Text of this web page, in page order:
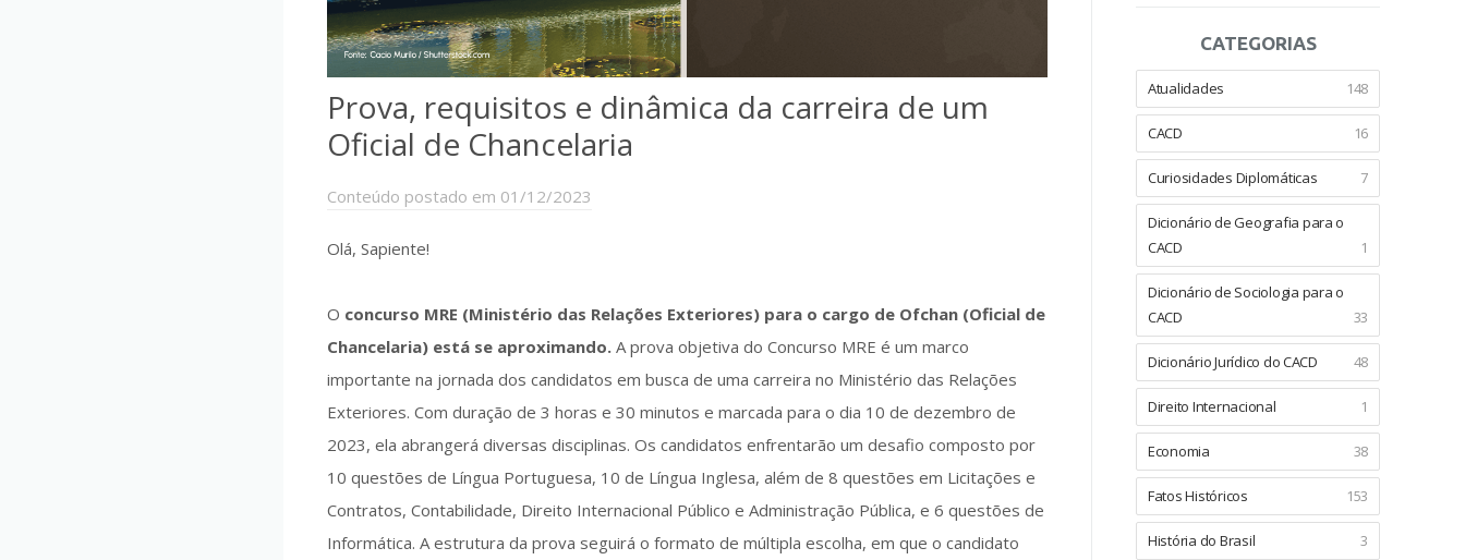
Prova, requisitos e dinâmica da carreira de um
Oficial de Chancelaria
Conteúdo postado em 01/12/2023
Olá, Sapiente!
O concurso MRE (Ministério das Relações Exteriores) para o cargo de Ofchan (Oficial de
Chancelaria) está se aproximando. A prova objetiva do Concurso MRE é um marco
importante na jornada dos candidatos em busca de uma carreira no Ministério das Relações
Exteriores. Com duração de 3 horas e 30 minutos e marcada para o dia 10 de dezembro de
2023, ela abrangerá diversas disciplinas. Os candidatos enfrentarão um desafio composto por
10 questões de Língua Portuguesa, 10 de Língua Inglesa, além de 8 questões em Licitações e
Contratos, Contabilidade, Direito Internacional Público e Administração Pública, e 6 questões de
Informática. A estrutura da prova seguirá o formato de múltipla escolha, em que o candidato
CATEGORIAS
Atualidades 148
CACD 16
Curiosidades Diplomáticas 7
Dicionário de Geografia para o
CACD
1
Dicionário de Sociologia para o
CACD
33
Dicionário Jurídico do CACD 48
Direito Internacional 1
Economia 38
Fatos Históricos 153
História do Brasil 3